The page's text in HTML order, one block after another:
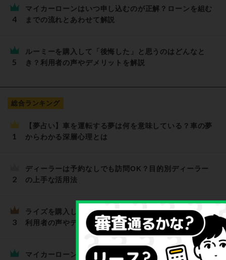
マイカーローンはいつ申し込むのが正解？ローンを組む
までの流れとあわせて解説
ルーミーを購入して「後悔した」と思うのはどんなと
き？利用者の声やデメリットを解説
総合ランキング
【夢占い】車を運転する夢は何を意味している？車の夢
からわかる深層心理とは
ディーラーは予約なしでも訪問OK？目的別ディーラー
の上手な活用法
ライズを購入して「後悔した」と思うのはどんなとき？
利用者の声やデメリットを解説
マイカーローンはいつ申し込むのが正解？ローンを組む